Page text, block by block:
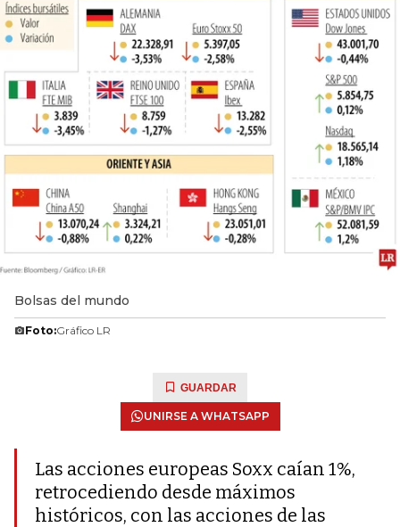
Bolsas del mundo
Foto:Gráfico LR
GUARDAR
UNIRSE A WHATSAPP
Las acciones europeas Soxx caían 1%,
retrocediendo desde máximos
históricos, con las acciones de las